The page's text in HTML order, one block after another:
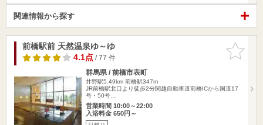
関連情報から探す
お気に入
りに追加
前橋駅前 天然温泉ゆ～ゆ
4.1点/ 77 件
群馬県 / 前橋市表町
井野駅5.49km 前橋駅347m
JR前橋駅北口より徒歩2分関越自動車道前橋ICから国道17
号・50号…
営業時間 10:00～22:00
入浴料金 650円～